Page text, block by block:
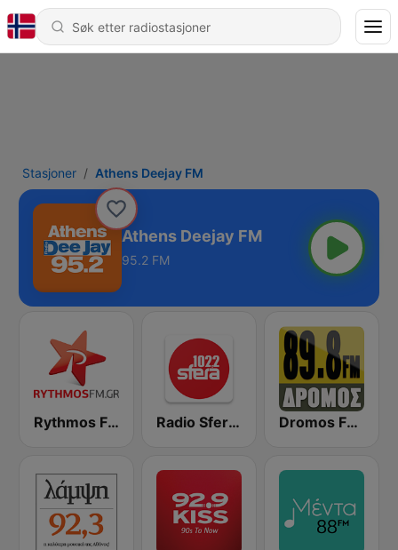
Stasjoner Athens Deejay FM
Athens Deejay FM
95.2 FM
Rythmos FM - Ρυθμος 94.9 Radio Sfera 102.2 FM Dromos FM - ΔΡΟΜΟΣ 89.8